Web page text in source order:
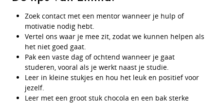
Zoek contact met een mentor wanneer je hulp of
motivatie nodig hebt.
Vertel ons waar je mee zit, zodat we kunnen helpen als
het niet goed gaat.
Pak een vaste dag of ochtend wanneer je gaat
studeren, vooral als je werkt naast je studie.
Leer in kleine stukjes en hou het leuk en positief voor
jezelf.
Leer met een groot stuk chocola en een bak sterke